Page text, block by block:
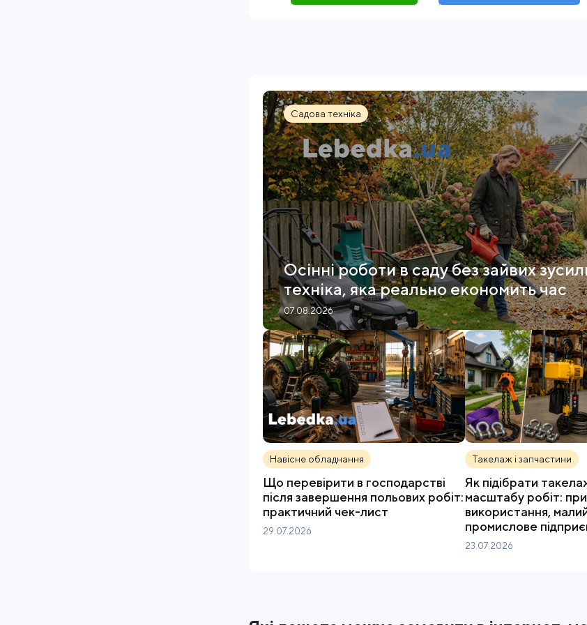
Садова техніка
Осінні роботи в саду без зайвих
техніка, яка реально економить час
07.08.2026
Навісне обладнання
Що перевірити в господарстві
після завершення польових робіт:
практичний чек-лист
29.07.2026
Такелаж і запчастини
Як підібрати
масштабу робіт:
використання,
промислове
23.07.2026